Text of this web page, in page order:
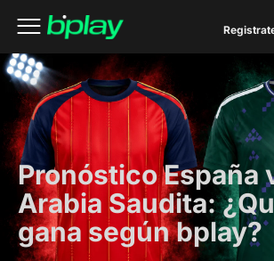
Pronóstico España
Arabia Saudita:
gana según bplay?